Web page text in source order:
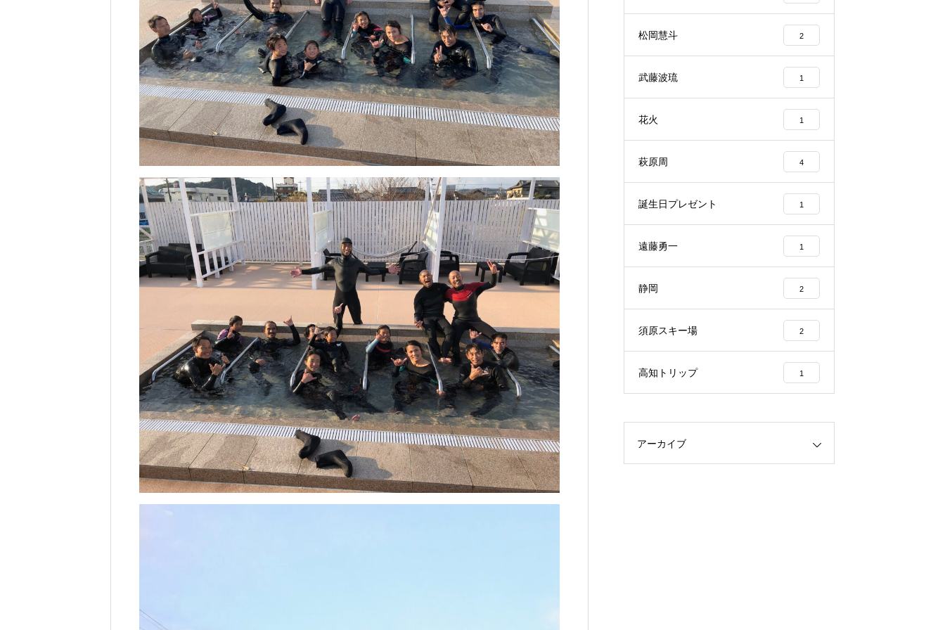
松岡慧斗 2
武藤波琉 1
花火 1
萩原周 4
誕生日プレゼント 1
遠藤勇一 1
静岡 2
須原スキー場 2
高知トリップ 1
アーカイブ